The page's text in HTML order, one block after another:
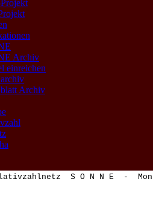
Archiv
einreichen
Archiv
S O N N E -